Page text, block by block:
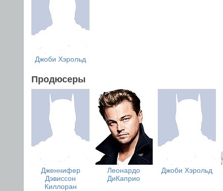
Джоби Хэрольд
Продюсеры
Дженнифер
Дэвиссон
Киллоран
Леонардо
ДиКаприо
Джоби Хэрольд